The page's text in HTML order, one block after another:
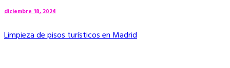
diciembre 18, 2024
Limpieza de pisos turísticos en Madrid